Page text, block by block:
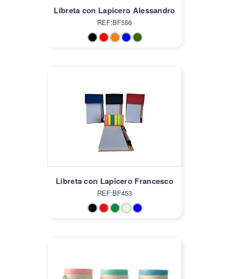
Libreta con Lapicero Alessandro
REF:BF556
Libreta con Lapicero Francesco
REF:BF453